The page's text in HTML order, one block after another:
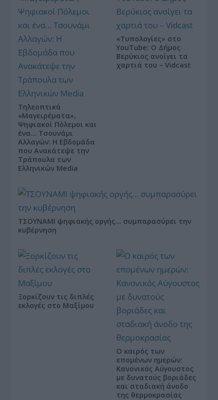
Τηλεοπτικά
«Μαγειρέματα»,
Ψηφιακοί Πόλεμοι και
ένα… Τσουνάμι
Αλλαγών: Η Εβδομάδα
που Ανακάτεψε την
Τράπουλα των
Ελληνικών Media
«Τυπολογίες» στο
YouTube: Ο Δήμος
Βερύκιος ανοίγει τα
χαρτιά του – Vidcast
ΤΣΟΥΝΑΜΙ ψηφιακής οργής… συμπαρασύρει την
κυβέρνηση
Ξορκίζουν τις διπλές
εκλογές στο Μαξίμου
Ο καιρός των
επομένων ημερών:
Κανονικός Αύγουστος
με δυνατούς βοριάδες
και σταδιακή άνοδο
της θερμοκρασίας